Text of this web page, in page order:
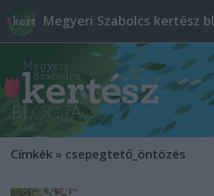
Megyeri Szabolcs kertész
Címkék » csepegtető_öntözés